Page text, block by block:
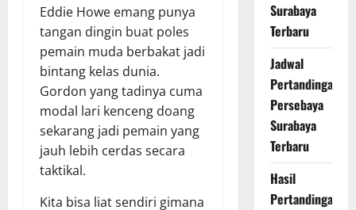
Eddie Howe emang punya
tangan dingin buat poles
pemain muda berbakat jadi
bintang kelas dunia.
Gordon yang tadinya cuma
modal lari kenceng doang
sekarang jadi pemain yang
jauh lebih cerdas secara
taktikal.
Kita bisa liat sendiri gimana
Surabaya
Terbaru
Jadwal
Pertandingan
Persebaya
Surabaya
Terbaru
Hasil
Pertandingan